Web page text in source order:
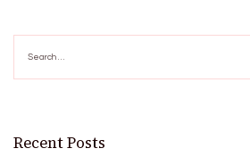
for:
Recent Posts